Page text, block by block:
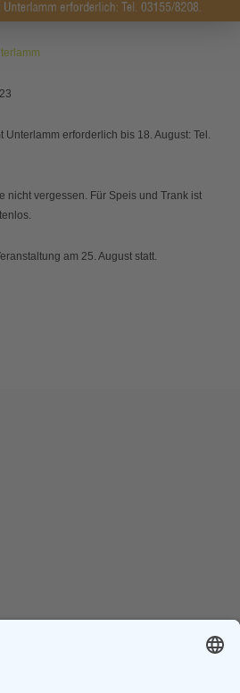
Unterlamm erforderlich bis 18. August: Tel.
nicht vergessen. Für Speis und Trank ist
am 25. August statt.